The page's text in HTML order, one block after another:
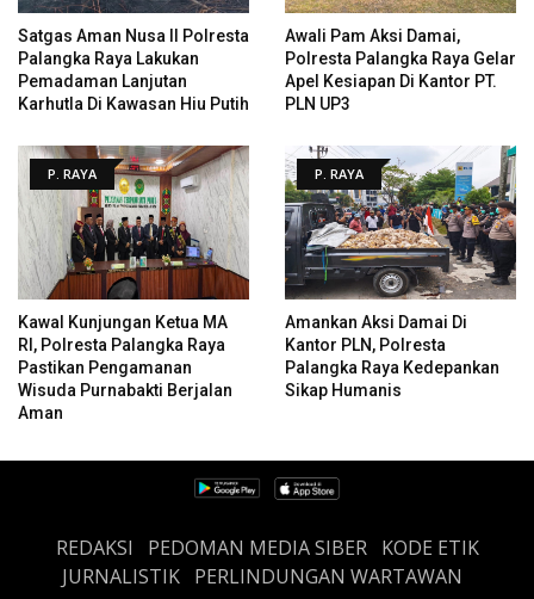
Satgas Aman Nusa II Polresta
Palangka Raya Lakukan
Pemadaman Lanjutan
Karhutla Di Kawasan Hiu Putih
Awali Pam Aksi Damai,
Polresta Palangka Raya Gelar
Apel Kesiapan Di Kantor PT.
PLN UP3
P. RAYA
Kawal Kunjungan Ketua MA
RI, Polresta Palangka Raya
Pastikan Pengamanan
Wisuda Purnabakti Berjalan
Aman
P. RAYA
Amankan Aksi Damai Di
Kantor PLN, Polresta
Palangka Raya Kedepankan
Sikap Humanis
REDAKSI PEDOMAN MEDIA SIBER
KODE ETIK
JURNALISTIK PERLINDUNGAN WARTAWAN